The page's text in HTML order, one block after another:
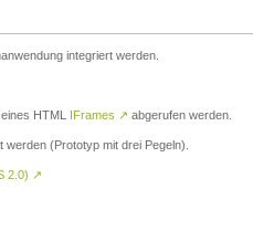
integriert werden.
HTML IFrames ↗ abgerufen werden.
(Prototyp mit drei Pegeln).
2.0) ↗